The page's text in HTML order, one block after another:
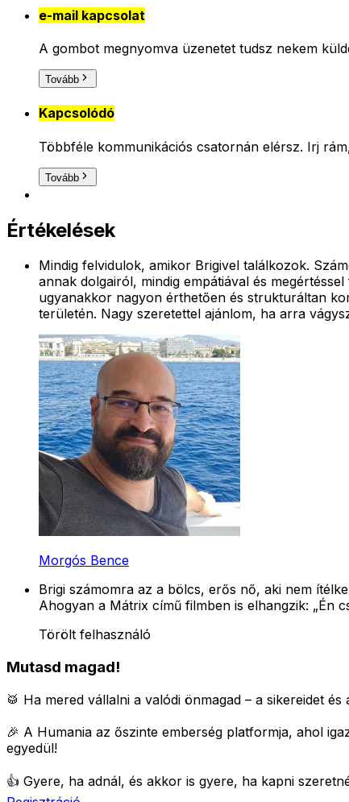
e-mail kapcsolat
A gombot megnyomva üzenetet tudsz nekem
Tovább
Kapcsolódó
Többféle kommunikációs csatornán elérsz. Irj
Tovább
Értékelések
Mindig felvidulok, amikor Brigivel találkozok.
annak dolgairól, mindig empátiával és
ugyanakkor nagyon érthetően és strukturáltan
területén. Nagy szeretettel ajánlom, ha arra
Morgós Bence
Brigi számomra az a bölcs, erős nő, aki nem
Ahogyan a Mátrix című filmben is elhangzik: „Én
Törölt felhasználó
Mutasd magad!
🥁 Ha mered vállalni a valódi önmagad – a sikereidet
🎉 A Humania az őszinte emberség platformja, ahol
egyedül!
👍 Gyere, ha adnál, és akkor is gyere, ha kapni